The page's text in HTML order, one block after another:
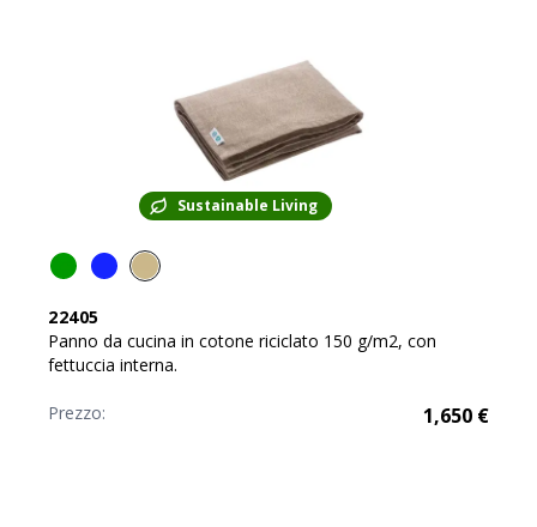
Sustainable Living
22405
Panno da cucina in cotone riciclato 150 g/m2, con
fettuccia interna.
Prezzo: 1,650 €